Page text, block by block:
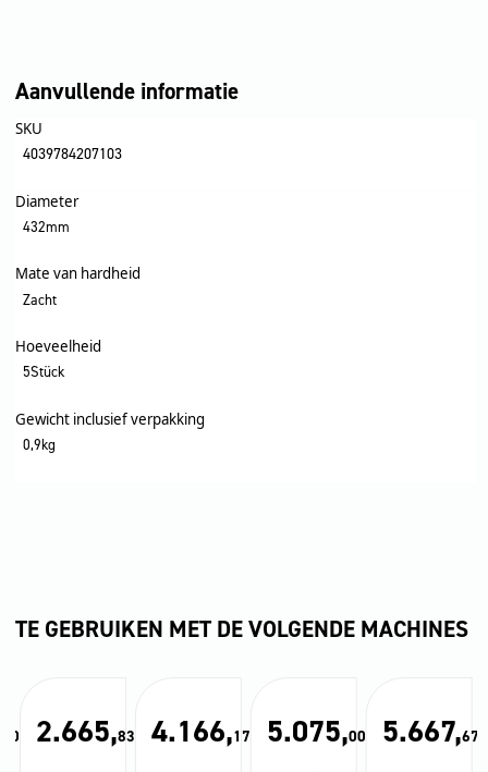
Aanvullende informatie
SKU
4039784207103
Diameter
432mm
Mate van hardheid
Zacht
Hoeveelheid
5Stück
Gewicht inclusief verpakking
0,9kg
TE GEBRUIKEN MET DE VOLGENDE MACHINES
2.665,83 4.166,17 5.075,00 5.667,67
20